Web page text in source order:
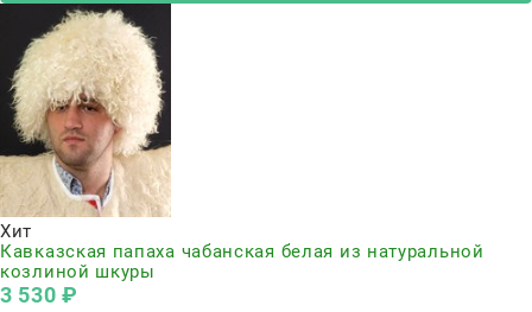
Хит
Кавказская папаха чабанская белая из натуральной
козлиной шкуры
3 530 ₽